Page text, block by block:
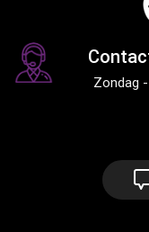
Zondag